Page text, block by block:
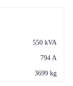
550 kVA
794 A
3699 kg